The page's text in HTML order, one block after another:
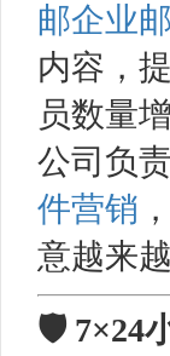
邮企业
内容，
员数量
公司负
件营销
意越来
🛡️ 7×24